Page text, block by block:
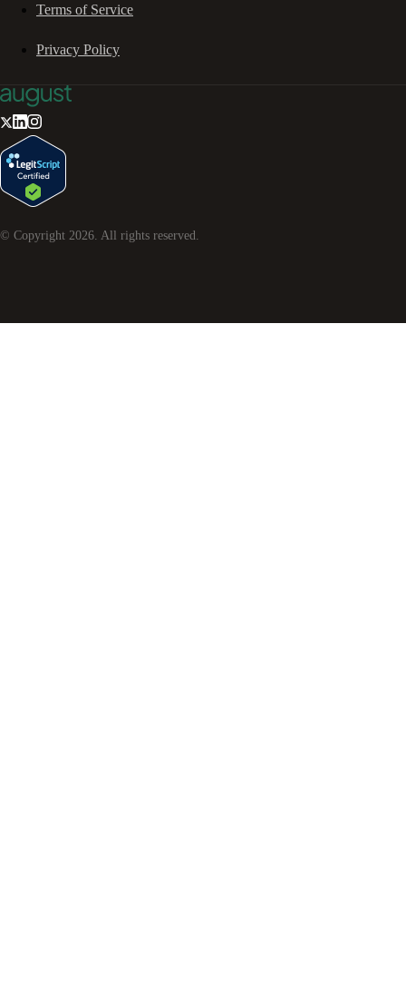
Terms of Service
Privacy Policy
© Copyright 2026. All rights reserved.